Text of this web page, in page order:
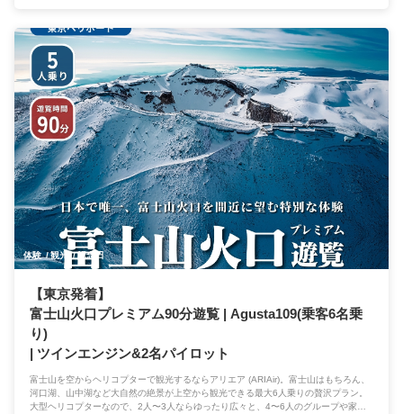
体験 観光 記念日
【東京発着】
富士山火口プレミアム90分遊覧 | Agusta109(乗客6名乗
り)
| ツインエンジン&2名パイロット
富士山を空からヘリコプターで観光するならアリエア (ARIAir)。富士山はもちろん、
河口湖、山中湖など大自然の絶景が上空から観光できる最大6人乗りの贅沢プラン。
大型ヘリコプターなので、2人〜3人ならゆったり広々と、4〜6人のグループや家族